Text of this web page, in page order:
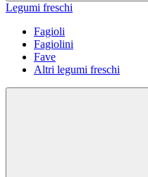
Legumi freschi
Fagioli
Fagiolini
Fave
Altri legumi freschi